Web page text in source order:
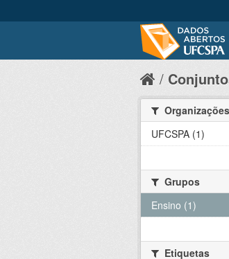
Organizações
UFCSPA (1)
Grupos
Ensino (1)
Etiquetas